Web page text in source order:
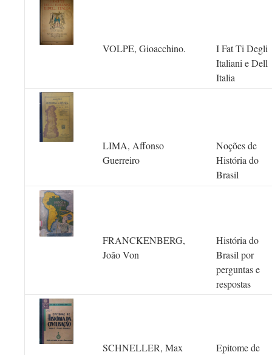
VOLPE, Gioacchino.
I Fat Ti Degli
Italiani e Dell
Italia
LIMA, Affonso
Guerreiro
Noções de
História do
Brasil
FRANCKENBERG,
João Von
História do
Brasil por
perguntas e
respostas
SCHNELLER, Max
Epitome de